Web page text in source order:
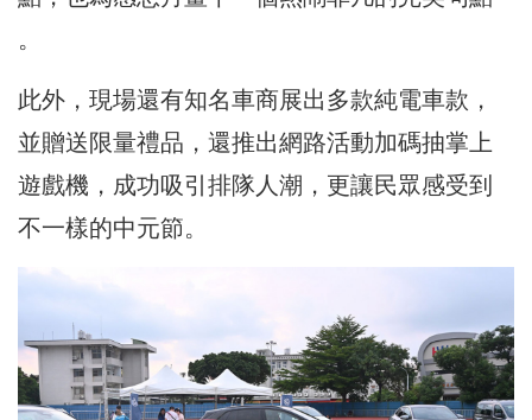
。
此外，現場還有知名車商展出多款純電車款，
並贈送限量禮品，還推出網路活動加碼抽掌上
遊戲機，成功吸引排隊人潮，更讓民眾感受到
不一樣的中元節。